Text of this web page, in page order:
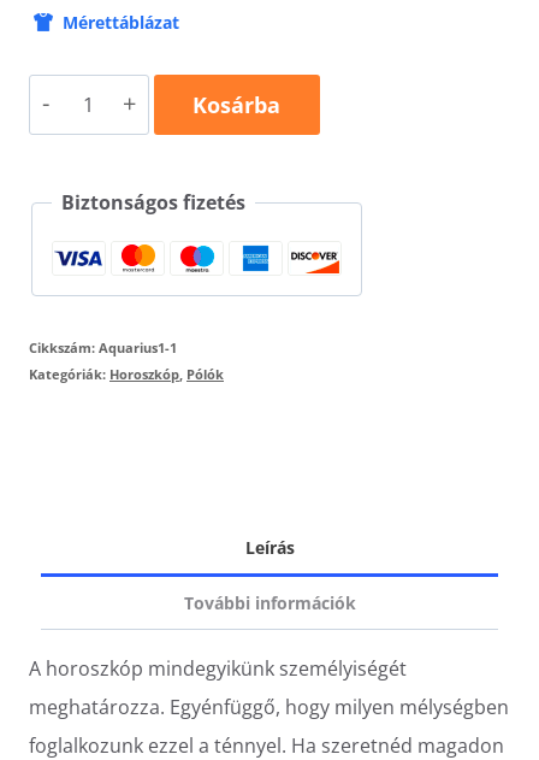
Mérettáblázat
Vízöntő
egyedi
férfi
póló
Kosárba
Biztonságos fizetés
Cikkszám: Aquarius1-1
Kategóriák: Horoszkóp, Pólók
Leírás
További információk
A horoszkóp mindegyikünk személyiségét
meghatározza. Egyénfüggő, hogy milyen mélységben
foglalkozunk ezzel a ténnyel. Ha szeretnéd magadon